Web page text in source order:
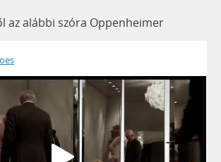
az alábbi szóra Oppenheimer